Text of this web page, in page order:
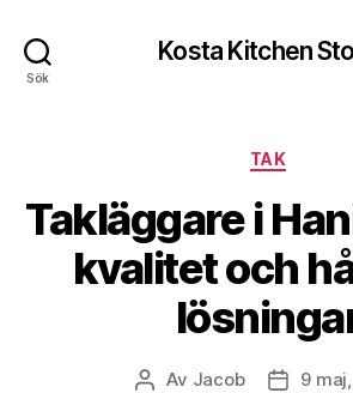
Sök
Kosta Kitchen
TAK
Takläggare i
kvalitet och
Inläggsförfattare
Av Jacob 9